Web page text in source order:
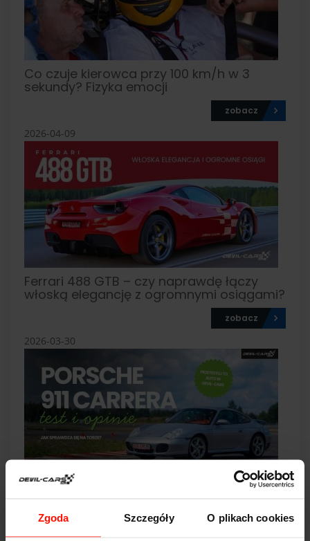
Zgoda Szczegóły O plikach cookies
Co czuje kierowca przy 100 km/h w 3
sekundy? Fizyka emocji
zobacz
2026-04-09
Ferrari 488 GTB – czy naprawdę łączy
włoską elegancję z ogromnymi osiągami?
zobacz
2026-03-30
Porsche 911 – test, opinie i wrażenia z jazdy
zobacz